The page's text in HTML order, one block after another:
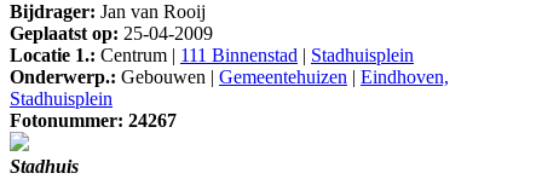
Bijdrager: Jan van Rooij
Geplaatst op: 25-04-2009
Locatie 1.: Centrum | 111 Binnenstad | Stadhuisplein
Onderwerp.: Gebouwen | Gemeentehuizen | Eindhoven,
Stadhuisplein
Fotonummer: 24267
Stadhuis